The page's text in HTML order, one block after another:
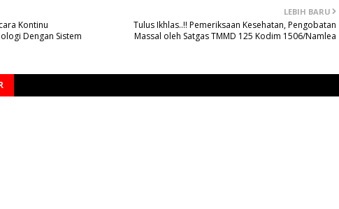
LEBIH BARU
Tulus Ikhlas..!! Pemeriksaan Kesehatan, Pengobatan
Massal oleh Satgas TMMD 125 Kodim 1506/Namlea
Kontinu
Dengan Sistem